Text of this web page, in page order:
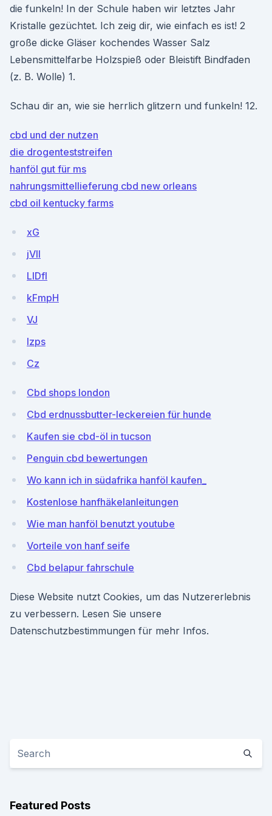
die funkeln! In der Schule haben wir letztes Jahr
Kristalle gezüchtet. Ich zeig dir, wie einfach es ist! 2
große dicke Gläser kochendes Wasser Salz
Lebensmittelfarbe Holzspieß oder Bleistift Bindfaden
(z. B. Wolle) 1.
Schau dir an, wie sie herrlich glitzern und funkeln! 12.
cbd und der nutzen
die drogenteststreifen
hanföl gut für ms
nahrungsmittellieferung cbd new orleans
cbd oil kentucky farms
xG
jVII
LlDfl
kFmpH
VJ
lzps
Cz
Cbd shops london
Cbd erdnussbutter-leckereien für hunde
Kaufen sie cbd-öl in tucson
Penguin cbd bewertungen
Wo kann ich in südafrika hanföl kaufen_
Kostenlose hanfhäkelanleitungen
Wie man hanföl benutzt youtube
Vorteile von hanf seife
Cbd belapur fahrschule
Diese Website nutzt Cookies, um das Nutzererlebnis
zu verbessern. Lesen Sie unsere
Datenschutzbestimmungen für mehr Infos.
Featured Posts